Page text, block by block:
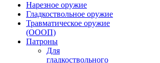
Нарезное оружие
Гладкоствольное оружие
Травматическое оружие
(ОООП)
Патроны
Для
гладкоствольного